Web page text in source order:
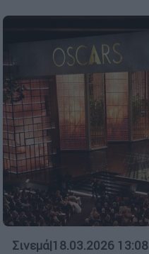
Σινεμά|18.03.2026 13:08